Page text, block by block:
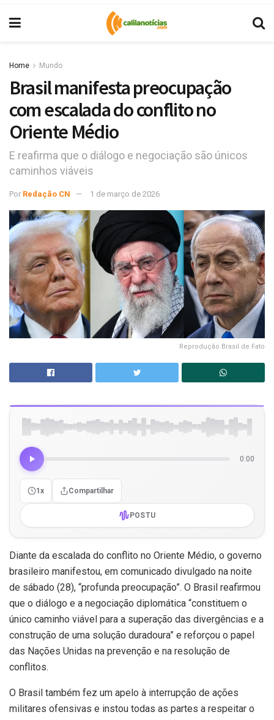
Home Mundo
Brasil manifesta preocupação
com escalada do conflito no
Oriente Médio
E reafirma que o diálogo e negociação são únicos
caminhos viáveis
Por Redação CN 1 de março de 2026
Reprodução Brasil de Fato
0:00
1x Compartilhar
POSTU
Diante da escalada do conflito no Oriente Médio, o governo
brasileiro manifestou, em comunicado divulgado na noite
de sábado (28), “profunda preocupação”. O Brasil reafirmou
que o diálogo e a negociação diplomática “constituem o
único caminho viável para a superação das divergências e a
construção de uma solução duradoura” e reforçou o papel
das Nações Unidas na prevenção e na resolução de
conflitos.
O Brasil também fez um apelo à interrupção de ações
militares ofensivas e instou todas as partes a respeitar o